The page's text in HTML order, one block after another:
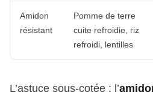
Amidon
résistant
Pomme de terre
cuite refroidie, riz
refroidi, lentilles
L’astuce sous-cotée : l’